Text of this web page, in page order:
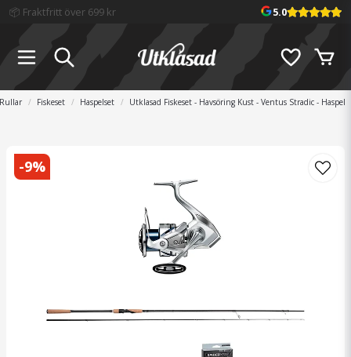
📦 Fraktfritt över 699 kr 5.0
Fiskeset Haspelset Utklasad Fiskeset - Havsöring Kust - Ventus Stradic - Haspel
-9%